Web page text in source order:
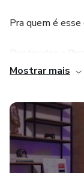
Pra quem é esse
Destinados a
um conhecimento
com os
​Obs: O Mais
Softwares de
Mostrar mais